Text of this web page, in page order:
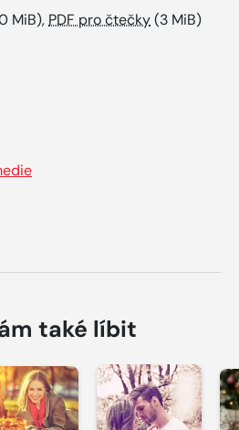
MiB),PDF pro čtečky(3 MiB)
také líbit